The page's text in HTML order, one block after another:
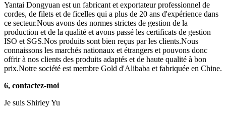
Yantai Dongyuan est un fabricant et exportateur professionnel de
cordes, de filets et de ficelles qui a plus de 20 ans d'expérience dans
ce secteur.Nous avons des normes strictes de gestion de la
production et de la qualité et avons passé les certificats de gestion
ISO et SGS.Nos produits sont bien reçus par les clients.Nous
connaissons les marchés nationaux et étrangers et pouvons donc
offrir à nos clients des produits adaptés et de haute qualité à bon
prix.Notre société est membre Gold d'Alibaba et fabriquée en Chine.
6, contactez-moi
Je suis Shirley Yu